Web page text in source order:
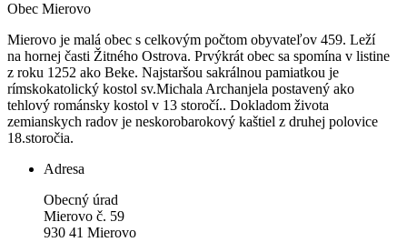
Obec Mierovo
Mierovo je malá obec s celkovým počtom obyvateľov 459. Leží
na hornej časti Žitného Ostrova. Prvýkrát obec sa spomína v listine
z roku 1252 ako Beke. Najstaršou sakrálnou pamiatkou je
rímskokatolický kostol sv.Michala Archanjela postavený ako
tehlový románsky kostol v 13 storočí.. Dokladom života
zemianskych radov je neskorobarokový kaštiel z druhej polovice
18.storočia.
Adresa
Obecný úrad
Mierovo č. 59
930 41 Mierovo